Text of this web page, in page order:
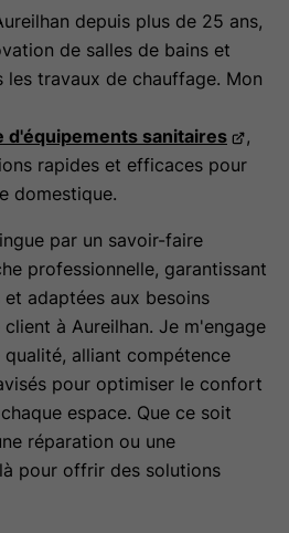
depuis plus de 25 ans,
de salles de bains et
les travaux de chauffage. Mon
d'équipements sanitaires
,
rapides et efficaces pour
domestique.
par un savoir-faire
professionnelle, garantissant
adaptées aux besoins
à Aureilhan. Je m'engage
alliant compétence
pour optimiser le confort
espace. Que ce soit
réparation ou une
pour offrir des solutions